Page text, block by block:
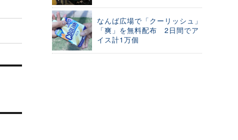
なんば広場で「クーリッシュ」
「爽」を無料配布 2日間でア
イス計1万個